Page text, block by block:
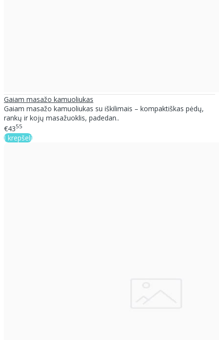
Gaiam masažo kamuoliukas
Gaiam masažo kamuoliukas su iškilimais – kompaktiškas pėdų,
rankų ir kojų masažuoklis, padedan..
€4355
Į krepšelį